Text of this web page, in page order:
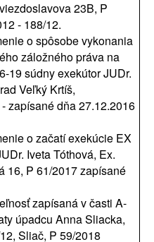
23B, P
- 188/12.
o spôsobe vykonania
záložného práva na
19 súdny exekútor JUDr.
Veľký Krtíš,
zapísané dňa 27.12.2016
o začatí exekúcie EX
Iveta Tóthová, Ex.
16, P 61/2017 zapísané
zapísaná v časti A-
úpadcu Anna Sliacka,
Sliač, P 59/2018